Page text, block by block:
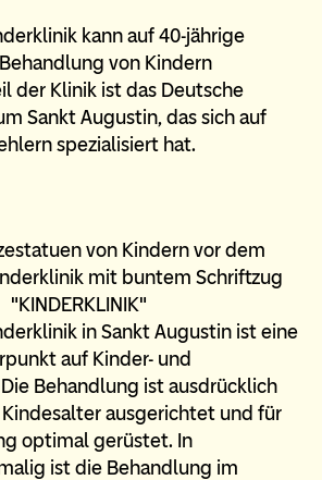
kann auf 40-jährige
von Kindern
der Klinik ist das Deutsche
Sankt Augustin, das sich auf
spezialisiert hat.
in Sankt Augustin ist eine
auf Kinder- und
Behandlung ist ausdrücklich
ausgerichtet und für
optimal gerüstet. In
ist die Behandlung im